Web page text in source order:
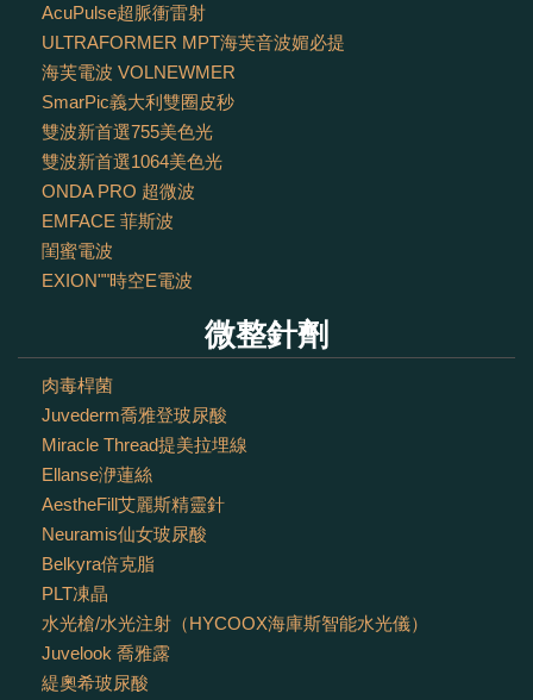
AcuPulse超脈衝雷射
ULTRAFORMER MPT海芙音波媚必提
海芙電波 VOLNEWMER
SmarPic義大利雙圈皮秒
雙波新首選755美色光
雙波新首選1064美色光
ONDA PRO 超微波
EMFACE 菲斯波
閨蜜電波
EXION""時空E電波
微整針劑
肉毒桿菌
Juvederm喬雅登玻尿酸
Miracle Thread提美拉埋線
Ellanse洢蓮絲
AestheFill艾麗斯精靈針
Neuramis仙女玻尿酸
Belkyra倍克脂
PLT凍晶
水光槍/水光注射（HYCOOX海庫斯智能水光儀）
Juvelook 喬雅露
緹奧希玻尿酸